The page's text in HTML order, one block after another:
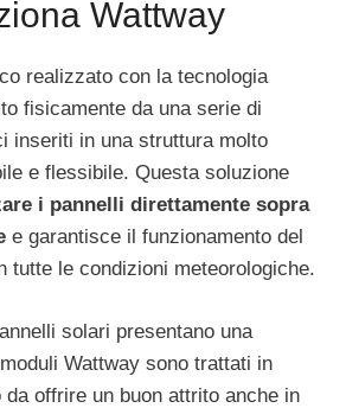
Wattway
realizzato con la tecnologia
fisicamente da una serie di
inseriti in una struttura molto
e flessibile. Questa soluzione
i pannelli direttamente sopra
e garantisce il funzionamento del
tutte le condizioni meteorologiche.
solari presentano una
Wattway sono trattati in
offrire un buon attrito anche in